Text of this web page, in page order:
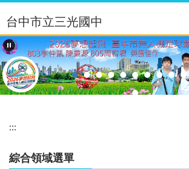
到
主
要
內
容
區
台中市立三光國中
:::
綜合領域選單